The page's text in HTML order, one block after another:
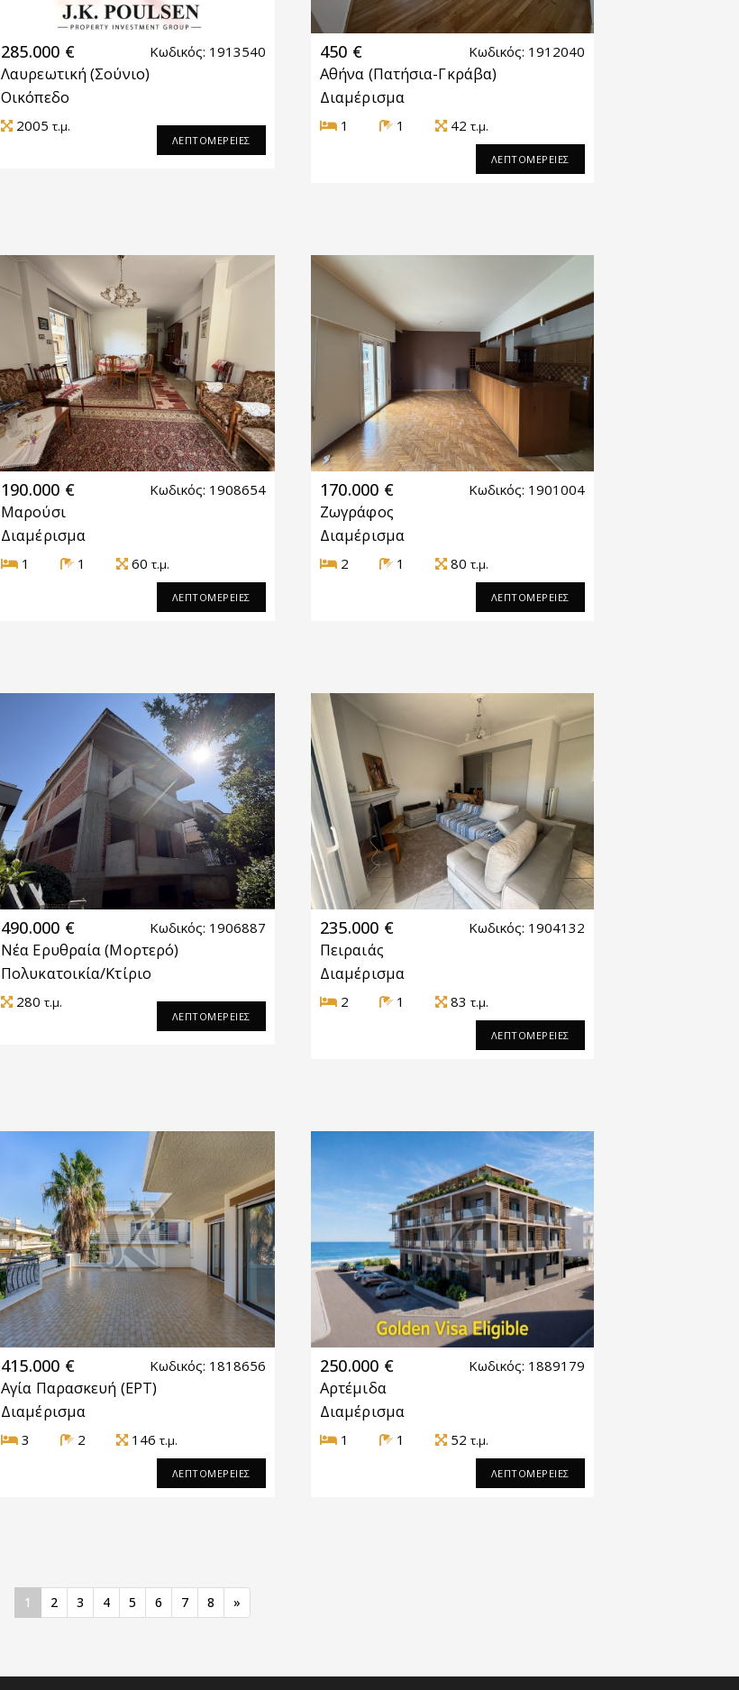
285.000 € Κωδικός: 1913540
Λαυρεωτική(Σούνιο)
Οικόπεδο
2005τ.μ.
ΛΕΠΤΟΜΕΡΕΙΕΣ
450 € Κωδικός: 1912040
Αθήνα (Πατήσια-Γκράβα)
Διαμέρισμα
1 1 42 τ.μ.
ΛΕΠΤΟΜΕΡΕΙΕΣ
190.000 € Κωδικός: 1908654
Μαρούσι
Διαμέρισμα
1 1 60τ.μ.
ΛΕΠΤΟΜΕΡΕΙΕΣ
170.000 € Κωδικός: 1901004
Ζωγράφος
Διαμέρισμα
2 1 80 τ.μ.
ΛΕΠΤΟΜΕΡΕΙΕΣ
490.000 € Κωδικός: 1906887
Νέα Ερυθραία(Μορτερό)
Πολυκατοικία/Κτίριο
280τ.μ.
ΛΕΠΤΟΜΕΡΕΙΕΣ
235.000 € Κωδικός: 1904132
Πειραιάς
Διαμέρισμα
2 1 83 τ.μ.
ΛΕΠΤΟΜΕΡΕΙΕΣ
415.000 € Κωδικός: 1818656
Αγία Παρασκευή (ΕΡΤ)
Διαμέρισμα
3 2 146τ.μ.
ΛΕΠΤΟΜΕΡΕΙΕΣ
250.000 € Κωδικός: 1889179
Αρτέμιδα
Διαμέρισμα
1 1 52 τ.μ.
ΛΕΠΤΟΜΕΡΕΙΕΣ
1 2 3 4 5 6 7 8 »